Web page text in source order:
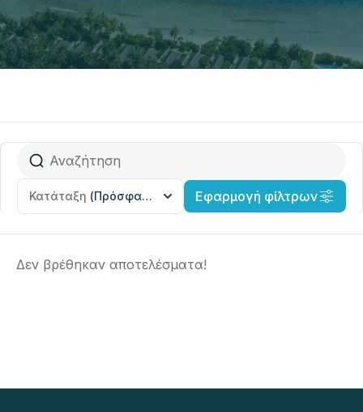
Κατάταξη (Πρόσφατα προστέθηκε) Εφαρμογή φίλτρων
Δεν βρέθηκαν αποτελέσματα!